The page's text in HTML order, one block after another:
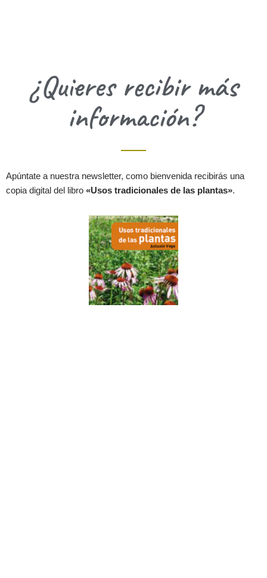
¿Quieres recibir más
información?
Apúntate a nuestra newsletter, como bienvenida recibirás una
copia digital del libro «Usos tradicionales de las plantas».